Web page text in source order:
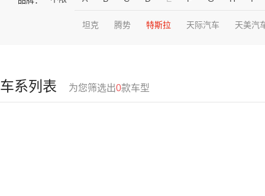
坦克 腾势 特斯拉 天际汽车 天美汽
车系列表 为您筛选出0款车型